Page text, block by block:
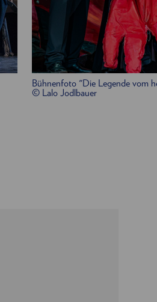
Bühnenfoto "Die Legende vom
© Lalo Jodlbauer